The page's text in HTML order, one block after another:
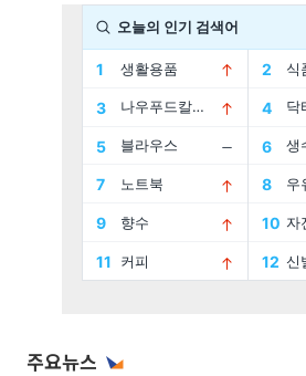
주요뉴스